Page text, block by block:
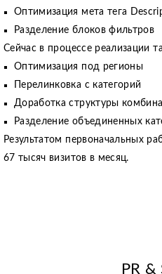
Оптимизация мета тега
Разделение блоков фильтров
Сейчас в процессе реализации
Оптимизация под регионы
Перелинковка с категорий
Доработка структуры
Разделение объединенных
Результатом первоначальных
67 тысяч визитов в месяц.
PR &